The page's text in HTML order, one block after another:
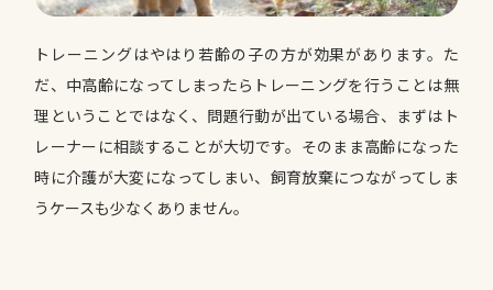
トレーニングはやはり若齢の子の方が効果があります。た
だ、中高齢になってしまったらトレーニングを行うことは無
理ということではなく、問題行動が出ている場合、まずはト
レーナーに相談することが大切です。そのまま高齢になった
時に介護が大変になってしまい、飼育放棄につながってしま
うケースも少なくありません。